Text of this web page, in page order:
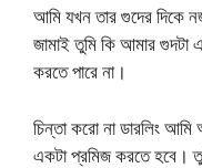
আমি যখন তার গুদের দিকে
জামাই তুমি কি আমার
করতে পারে না।
চিন্তা করো না ডারলিং
একটা প্রমিজ করতে হবে।